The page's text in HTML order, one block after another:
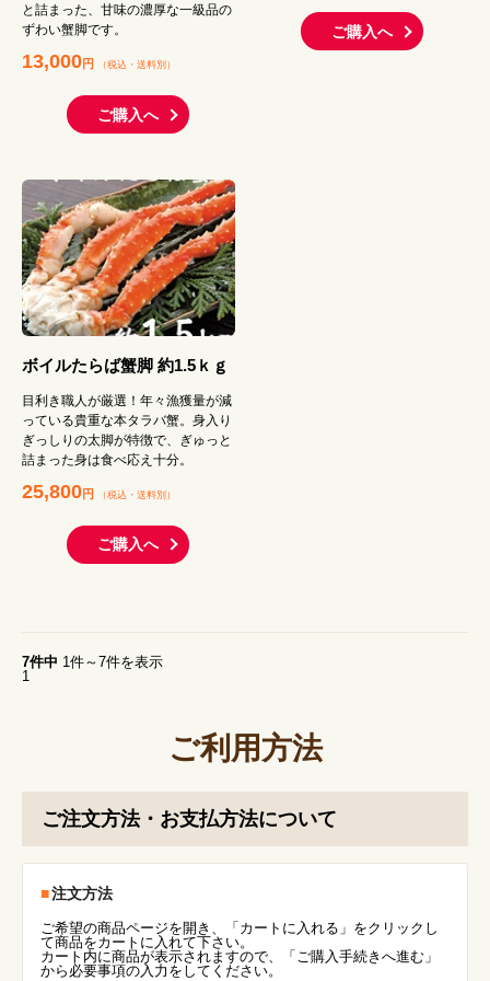
と詰まった、甘味の濃厚な一級品の
ずわい蟹脚です。
13,000円 （税込 ・ 送料別 ）
ご購入へ
ご購入へ
ボイルたらば蟹脚 約1.5ｋｇ
目利き職人が厳選！年々漁獲量が減
っている貴重な本タラバ蟹。身入り
ぎっしりの太脚が特徴で、ぎゅっと
詰まった身は食べ応え十分。
25,800円 （税込 ・ 送料別 ）
ご購入へ
7件中 1件～7件を表示
1
ご利用方法
ご注文方法・お支払方法について
注文方法
ご希望の商品ページを開き、「カートに入れる」をクリックし
て商品をカートに入れて下さい。
カート内に商品が表示されますので、「ご購入手続きへ進む」
から必要事項の入力をしてください。